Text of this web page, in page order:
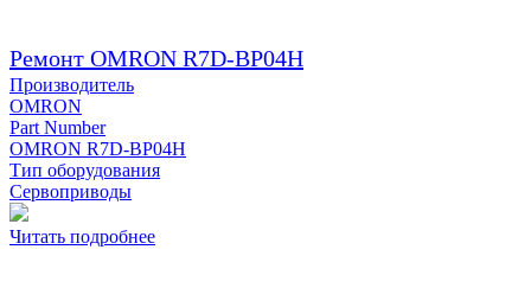
Ремонт OMRON R7D-BP04H
Производитель
OMRON
Part Number
OMRON R7D-BP04H
Тип оборудования
Сервоприводы
Читать подробнее